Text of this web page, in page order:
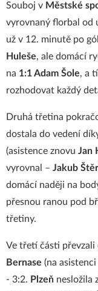
Souboj v Městské
vyrovnaný florbal od
už v 12. minutě po
Huleše, ale domácí
na 1:1 Adam Šole, a
rozhodovat každý
Druhá třetina
dostala do vedení
(asistence znovu Jan
vyrovnal – Jakub
domácí naději na
přesnou ranou pod
třetiny.
Ve třetí části převzali
Bernase (na asistenci
- 3:2. Plzeň nesložila